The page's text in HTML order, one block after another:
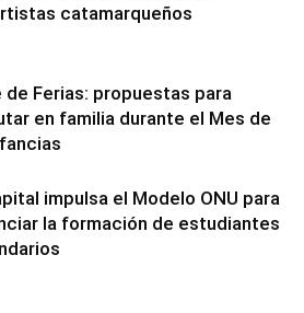
catamarqueños
de Ferias: propuestas para
en familia durante el Mes de
impulsa el Modelo ONU para
la formación de estudiantes